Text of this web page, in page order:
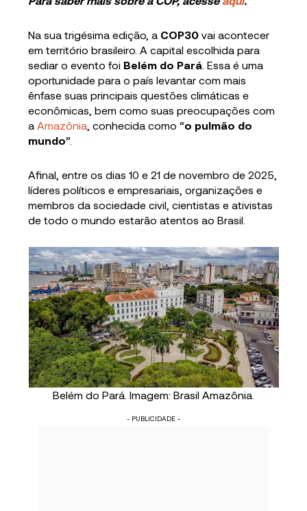
Na sua trigésima edição, a COP30 vai acontecer
em território brasileiro. A capital escolhida para
sediar o evento foi Belém do Pará . Essa é uma
oportunidade para o país levantar com mais
ênfase suas principais questões climáticas e
econômicas, bem como suas preocupações com
aAmazônia , conhecida como “o pulmão do
mundo”.
Afinal, entre os dias 10 e 21 de novembro de 2025,
líderes políticos e empresariais, organizações e
membros da sociedade civil, cientistas e ativistas
de todo o mundo estarão atentos ao Brasil.
Belém do Pará. Imagem: Brasil Amazônia.
- PUBLICIDADE -